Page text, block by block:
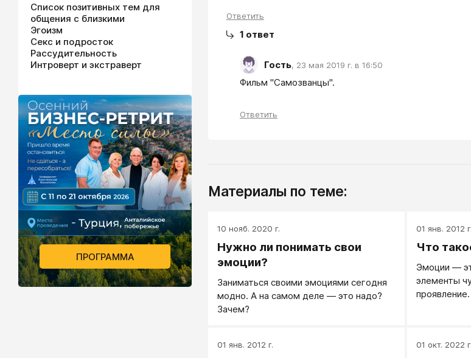
Ответить
1 ответ
Гость, 23 мая 2019 г. в 16:50
Фильм "Самозванцы".
Ответить
Материалы по теме:
10 нояб. 2020 г.
Нужно ли понимать свои
эмоции?
Заниматься своими эмоциями сегодня
модно. А на самом деле — это надо?
Зачем?
01 янв. 2012 г.
Что
Эмоции —
элементы
проявление.
01 янв. 2012 г. 01 окт. 2022 г.
Список позитивных тем для
общения с близкими
Эгоизм
Секс и подросток
Рассудительность
Интроверт и экстраверт
ПРОГРАММА